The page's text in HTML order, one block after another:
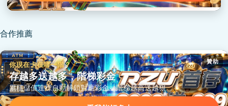
合作推薦
贊助
你現在卡在哪一階？
存越多送越多，階梯彩金
累積儲值達標自動解鎖對應彩金，階梯越高送越狠。